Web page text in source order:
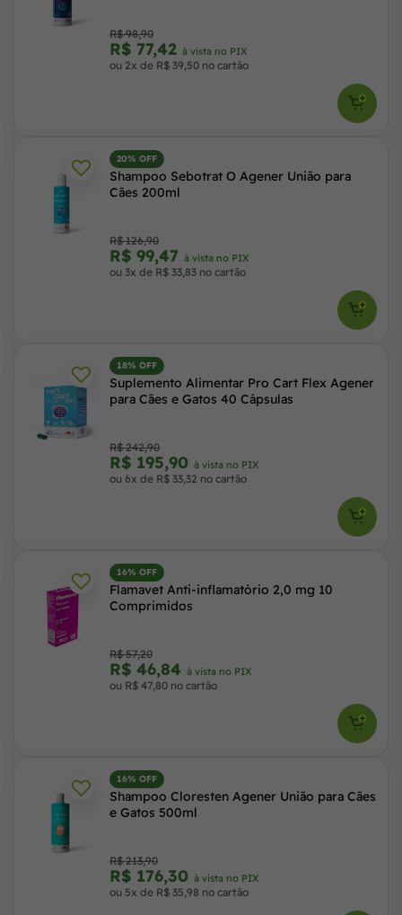
R$ 98,90
R$ 77,42 à vista no PIX
ou 2x de R$ 39,50 no cartão
20% OFF
Shampoo Sebotrat O Agener União para
Cães 200ml
R$ 126,90
R$ 99,47 à vista no PIX
ou 3x de R$ 33,83 no cartão
18% OFF
Suplemento Alimentar Pro Cart Flex Agener
para Cães e Gatos 40 Cápsulas
R$ 242,90
R$ 195,90 à vista no PIX
ou 6x de R$ 33,32 no cartão
16% OFF
Flamavet Anti-inflamatório 2,0 mg 10
Comprimidos
R$ 57,20
R$ 46,84 à vista no PIX
ou R$ 47,80 no cartão
16% OFF
Shampoo Cloresten Agener União para Cães
e Gatos 500ml
R$ 213,90
R$ 176,30 à vista no PIX
ou 5x de R$ 35,98 no cartão